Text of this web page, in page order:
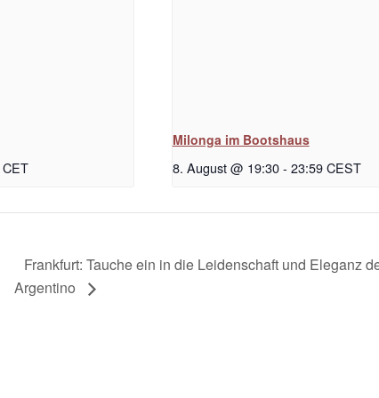
CET
Milonga im Bootshaus
8. August @ 19:30 - 23:59 CEST
Frankfurt: Tauche ein in die Leidenschaft und Eleganz
Argentino